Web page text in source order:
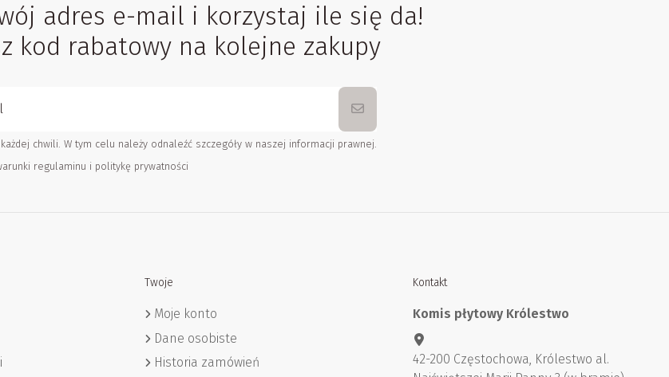
adres e-mail i korzystaj ile się da!
kod rabatowy na kolejne zakupy
chwili. W tym celu należy odnaleźć szczegóły w naszej informacji prawnej.
regulaminu i politykę prywatności
Twoje
Moje konto
Dane osobiste
Historia zamówień
Kontakt
Komis płytowy Królestwo
42-200 Częstochowa, Królestwo al.